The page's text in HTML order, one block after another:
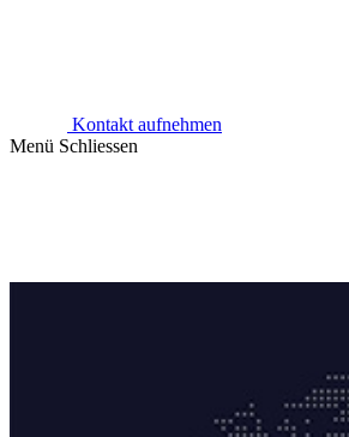
Kontakt aufnehmen
Menü Schliessen